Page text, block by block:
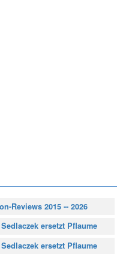
Reviews 2015 -- 2026
ersetzt Pflaume
ersetzt Pflaume